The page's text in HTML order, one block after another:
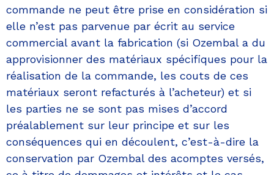
commande ne peut être prise en considération si
elle n’est pas parvenue par écrit au service
commercial avant la fabrication (si Ozembal a du
approvisionner des matériaux spécifiques pour la
réalisation de la commande, les couts de ces
matériaux seront refacturés à l’acheteur) et si
les parties ne se sont pas mises d’accord
préalablement sur leur principe et sur les
conséquences qui en découlent, c’est-à-dire la
conservation par Ozembal des acomptes versés,